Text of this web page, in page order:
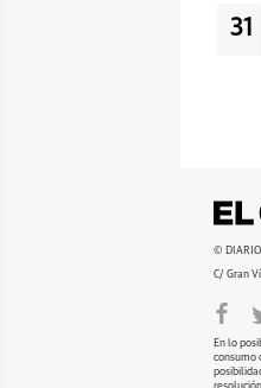
31
© DIARIO
C/ Gran
En lo
consumo